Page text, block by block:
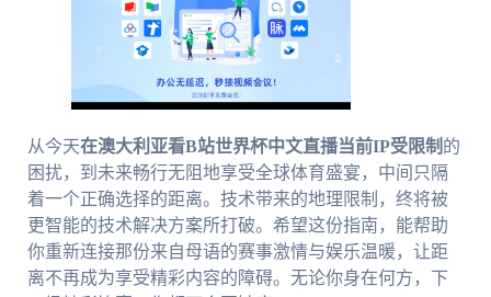
从今天在澳大利亚看B站世界杯中文直播当前IP受限制 的
困扰，到未来畅行无阻地享受全球体育盛宴，中间只隔
着一个正确选择的距离。技术带来的地理限制，终将被
更智能的技术解决方案所打破。希望这份指南，能帮助
你重新连接那份来自母语的赛事激情与娱乐温暖，让距
离不再成为享受精彩内容的障碍。无论你身在何方，下